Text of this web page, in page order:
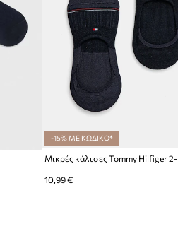
-15% ΜΕ ΚΩΔΙΚΟ*
Μικρές κάλτσες Tommy Hilfiger
10,99 €